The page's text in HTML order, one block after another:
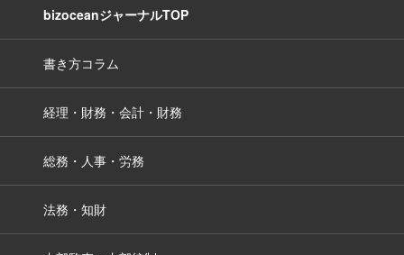
bizoceanジャーナルTOP
書き方コラム
経理・財務・会計・財務
総務・人事・労務
法務・知財